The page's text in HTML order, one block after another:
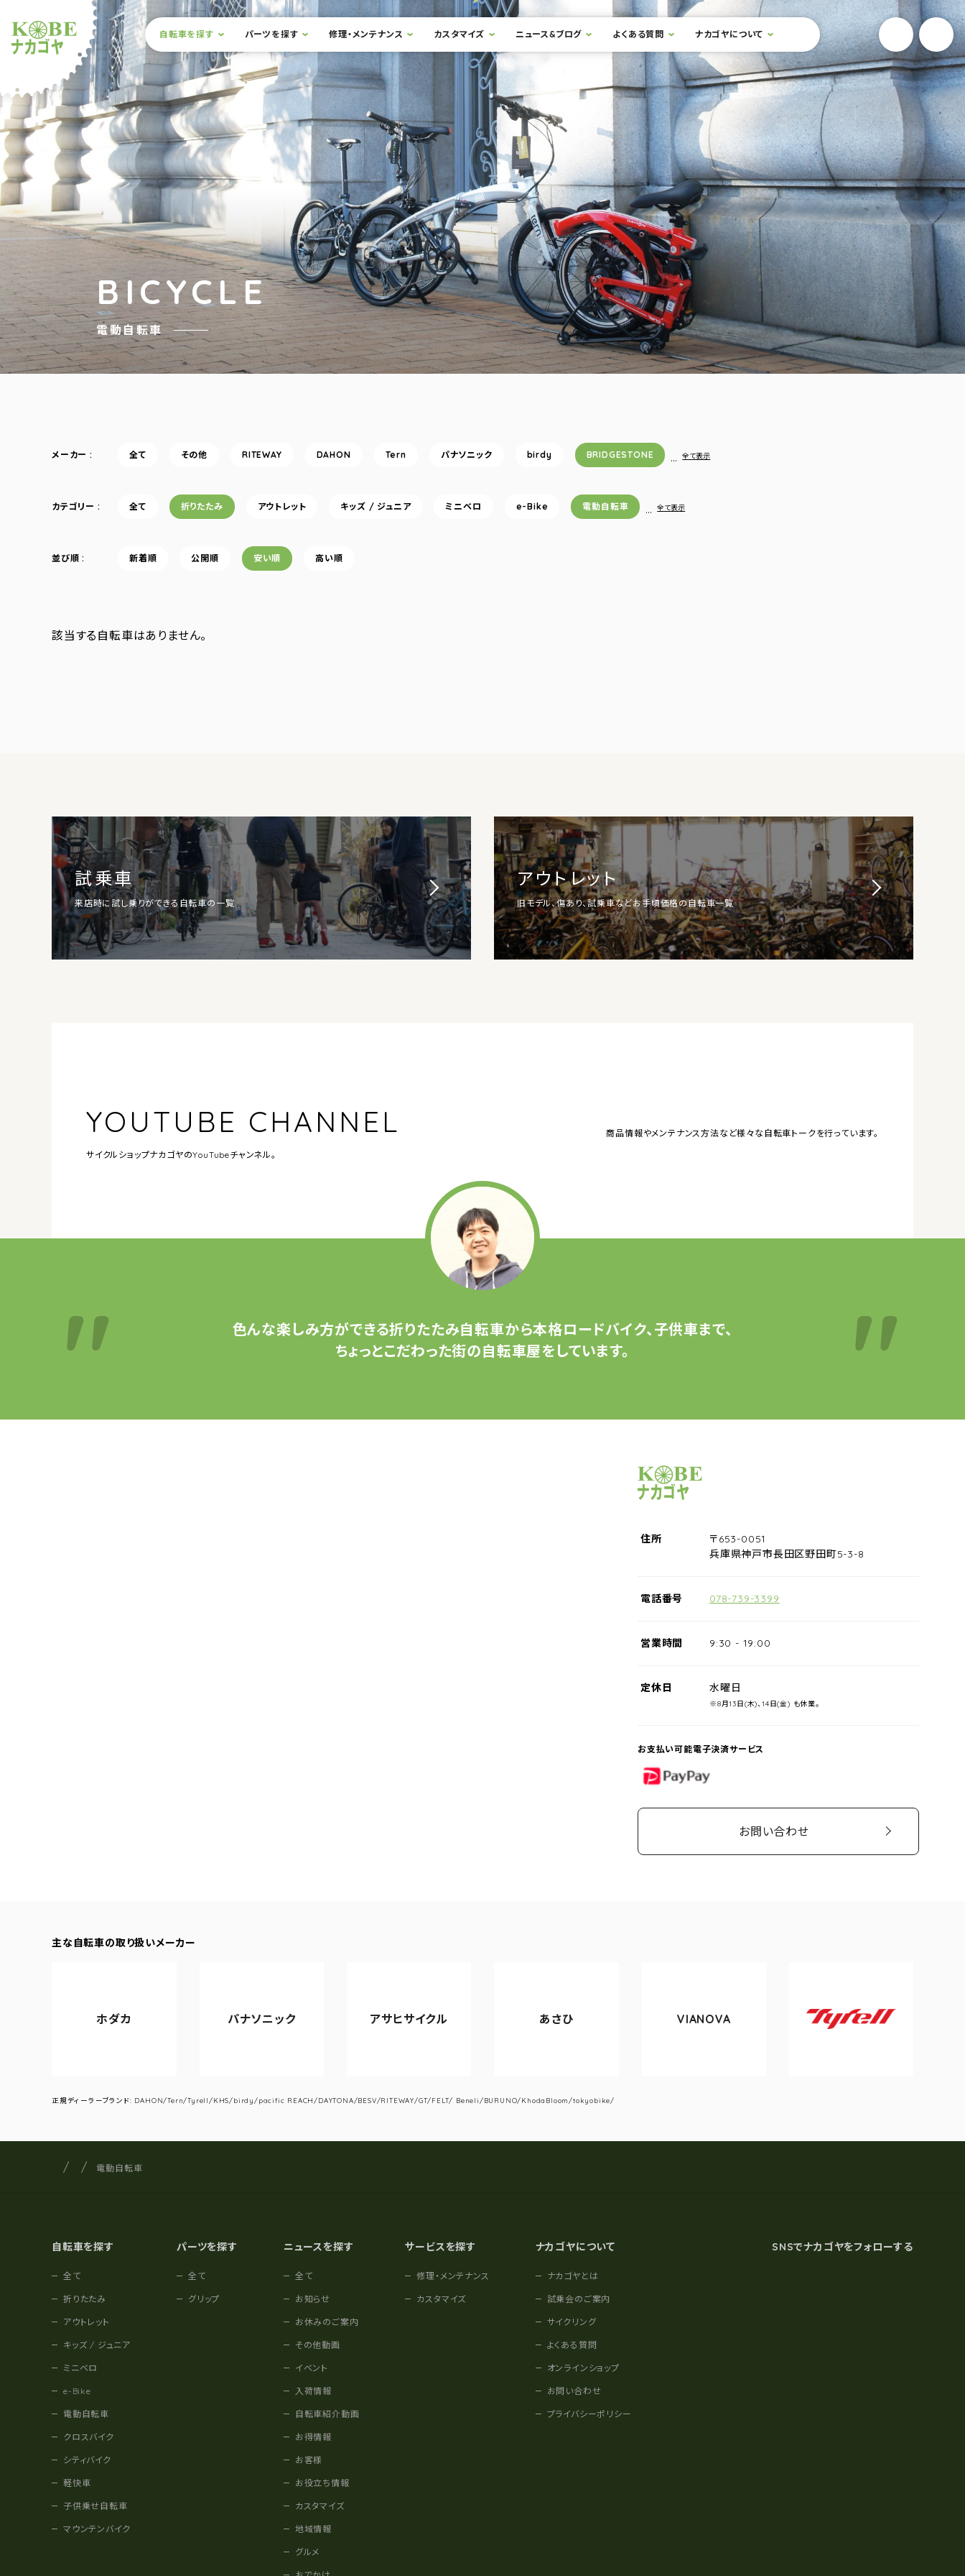
ショップナカゴヤ
サイト内メニュー
本文までスキップ
自転車を探す パーツを探す 修理・メンテナンス カスタマイズ ニュース&ブログ よくある質問 ナカゴヤについて 検索フォームを開閉する YouTube
BICYCLE
電動自転車
メーカー 全て その他 RITEWAY DAHON Tern パナソニック birdy BRIDGESTONE … 全て表示
カテゴリー 全て 折りたたみ アウトレット キッズ / ジュニア ミニベロ e-Bike 電動自転車 … 全て表示
並び順 新着順 公開順 安い順 高い順
該当する自転車はありません。
試乗車
来店時に試し乗りができる自転車の一覧
アウトレット
旧モデル、傷あり、試乗車などお手頃価格の自転車一覧
YOUTUBE CHANNEL
サイクルショップナカゴヤのYouTubeチャンネル。
商品情報やメンテナンス方法など様々な自転車トークを行っています。
色んな楽しみ方ができる折りたたみ自転車から本格ロードバイク、子供車まで、
ちょっとこだわった街の自転車屋をしています。
サイクルショップナカゴヤ
住所
〒653-0051
兵庫県神戸市長田区野田町5-3-8
電話番号 078-739-3399
営業時間 9:30 - 19:00
定休日 水曜日
※8月13日(木)、14日(金) も休業。
お支払い可能電子決済サービス
PayPay
お問い合わせ
主な自転車の取り扱いメーカー
パナソニック アサヒサイクル VIANOVA
Tyrell
正規ディーラーブランド: DAHON/Tern/Tyrell/KHS/birdy/pacific REACH/DAYTONA/BESV/RITEWAY/GT/FELT/ Beneli/BURUNO/KhodaBloom/tokyobike/
サイト内の現在地
サイクルショップナカゴヤ
電動自転車
自転車を探す
全て
折りたたみ
アウトレット
キッズ / ジュニア
ミニベロ
e-Bike
電動自転車
クロスバイク
シティバイク
軽快車
子供乗せ自転車
マウンテンバイク
パーツを探す
全て
グリップ
ニュースを探す
全て
お知らせ
お休みのご案内
その他動画
イベント
入荷情報
自転車紹介動画
お得情報
お客様
お役立ち情報
カスタマイズ
地域情報
グルメ
サービスを探す
修理・メンテナンス
カスタマイズ
ナカゴヤについて
ナカゴヤとは
試乗会のご案内
サイクリング
よくある質問
オンラインショップ
お問い合わせ
プライバシーポリシー
SNSでナカゴヤをフォローする